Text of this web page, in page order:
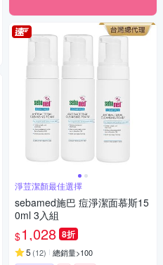
淨荳潔顏最佳選擇
sebamed施巴 痘淨潔面慕斯15
0ml 3入組
$1,028 8折
5 (12) 總銷量>100